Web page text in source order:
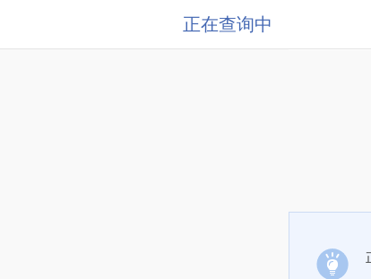
正在查询中